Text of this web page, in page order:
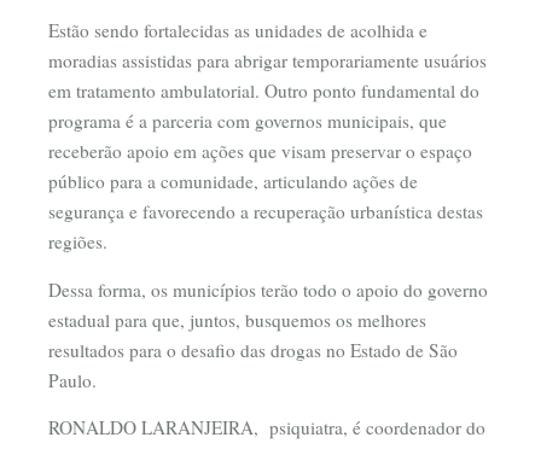
Estão sendo fortalecidas as unidades de acolhida e
moradias assistidas para abrigar temporariamente usuários
em tratamento ambulatorial. Outro ponto fundamental do
programa é a parceria com governos municipais, que
receberão apoio em ações que visam preservar o espaço
público para a comunidade, articulando ações de
segurança e favorecendo a recuperação urbanística destas
regiões.
Dessa forma, os municípios terão todo o apoio do governo
estadual para que, juntos, busquemos os melhores
resultados para o desafio das drogas no Estado de São
Paulo.
RONALDO LARANJEIRA, psiquiatra, é coordenador do